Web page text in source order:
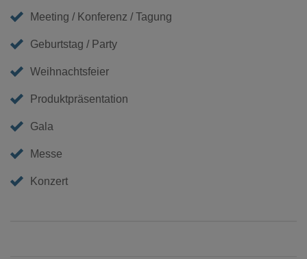
Meeting / Konferenz / Tagung
Geburtstag / Party
Weihnachtsfeier
Produktpräsentation
Gala
Messe
Konzert